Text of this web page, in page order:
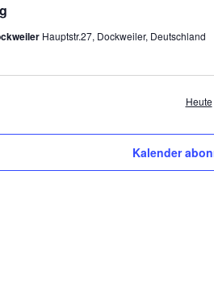
Hauptstr.27, Dockweiler, Deutschland
Heute
Kalender